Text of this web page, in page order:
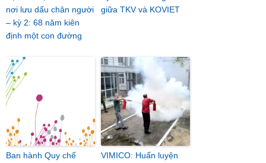
nơi lưu dấu chân người
– kỳ 2: 68 năm kiên
định một con đường
giữa TKV và KOVIET
Ban hành Quy chế
VIMICO: Huấn luyện